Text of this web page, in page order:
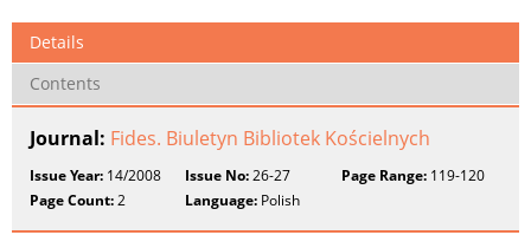
Details
Contents
Journal: Fides. Biuletyn Bibliotek Kościelnych
Issue Year: 14/2008 Issue No:26-27 Page Range:119-120
Page Count:2 Language: Polish